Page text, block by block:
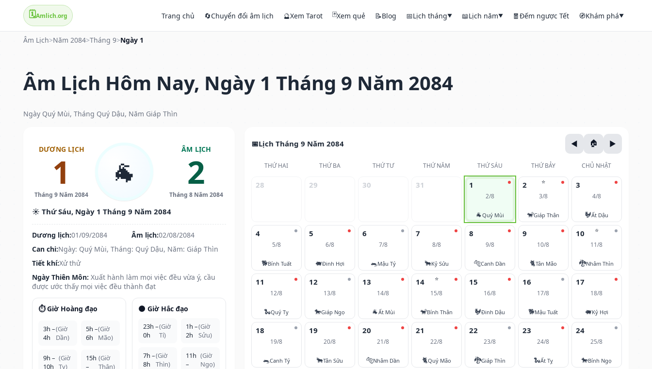
🗓️Amlich.org Trang chủ 🔄Chuyển đổi âm lịch 🔮Xem Tarot 🃏Xem quẻ 📝Blog 📅Lịch tháng▼ 📖Lịch năm▼ 🧧Đếm ngược Tết 🧭Khám phá▼
Âm Lịch>Năm 2084>Tháng 9>Ngày 1
Âm Lịch Hôm Nay, Ngày 1 Tháng 9 Năm 2084
Ngày Quý Mùi, Tháng Quý Dậu, Năm Giáp Thìn
DƯƠNG LỊCH
1
Tháng 9 Năm 2084
🐐
ÂM LỊCH
2
Tháng 8 Năm 2084
☀️ Thứ Sáu, Ngày 1 Tháng 9 Năm 2084
Dương lịch:01/09/2084 Âm lịch:02/08/2084
Can chi:Ngày: Quý Mùi, Tháng: Quý Dậu, Năm: Giáp Thìn
Tiết khí:Xử thử
Ngày Thiên Môn: Xuất hành làm mọi việc đều vừa ý, cầu
được ước thấy mọi việc đều thành đạt
⏱️ Giờ Hoàng đạo
3h –
4h
(Giờ
Dần)
5h –
6h
(Giờ
Mão)
9h –
10h
(Giờ
Tỵ)
15h
–
(Giờ
Thân)
🌑 Giờ Hắc đạo
23h –
0h
(Giờ
Tí)
1h –
2h
(Giờ
Sửu)
7h –
8h
(Giờ
Thìn)
11h
–
(Giờ
Ngọ)
Lịch Tháng 9 Năm 2084
THỨ HAI THỨ BA THỨ TƯ THỨ NĂM THỨ SÁU THỨ BẢY CHỦ NHẬT
28 29 30 31 1
2/8
🐐Quý Mùi
⭐
2
3/8
🐒Giáp Thân
3
4/8
🐓Ất Dậu
4
5/8
🐕Bính Tuất
5
6/8
🐖Đinh Hợi
6
7/8
🐀Mậu Tý
7
8/8
🐂Kỷ Sửu
8
9/8
🐅Canh Dần
9
10/8
🐈Tân Mão
⭐
10
11/8
🐉Nhâm Thìn
11
12/8
🐍Quý Tỵ
12
13/8
🐎Giáp Ngọ
13
14/8
🐐Ất Mùi
⭐
14
15/8
🐒Bính Thân
15
16/8
🐓Đinh Dậu
16
17/8
🐕Mậu Tuất
17
18/8
🐖Kỷ Hợi
18
19/8
🐀Canh Tý
19
20/8
🐂Tân Sửu
20
21/8
🐅Nhâm Dần
21
22/8
🐈Quý Mão
22
23/8
🐉Giáp Thìn
23
24/8
🐍Ất Tỵ
24
25/8
🐎Bính Ngọ